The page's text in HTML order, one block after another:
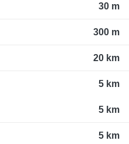
30 m
300 m
20 km
5 km
5 km
5 km